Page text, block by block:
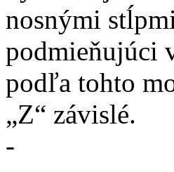
nosnými
podmieňujúci
podľa tohto
„Z“ závislé.
-